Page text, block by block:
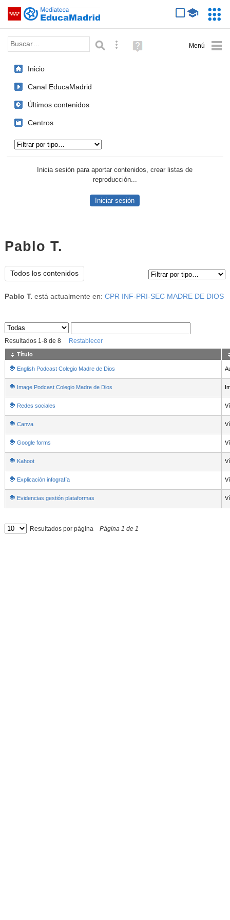
Saltar navegación
Palabra o frase: Búsqueda avanzada
Ayuda
(en
Inicio
Canal EducaMadrid
Últimos contenidos
Centros
Inicia sesión para aportar contenidos, crear listas de
reproducción...
Iniciar sesión
Pablo T.
Todos los contenidos
Pablo T. está actualmente en: CPR INF-PRI-SEC MADRE DE DIOS
Sus archivos
Resultados 1-8de 8 Restablecer
Título
English Podcast Colegio Madre de Dios
Image Podcast Colegio Madre de Dios
Redes sociales
Canva
Google forms
Kahoot
Explicación infografía
Evidencias gestión plataformas
Resultados por página Página 1 de 1